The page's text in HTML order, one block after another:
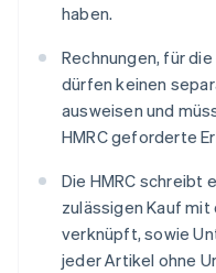
haben.
Rechnungen, für
dürfen keinen
ausweisen und
HMRC geforderte
Die HMRC schreibt
zulässigen Kauf
verknüpft, sowie
jeder Artikel ohne